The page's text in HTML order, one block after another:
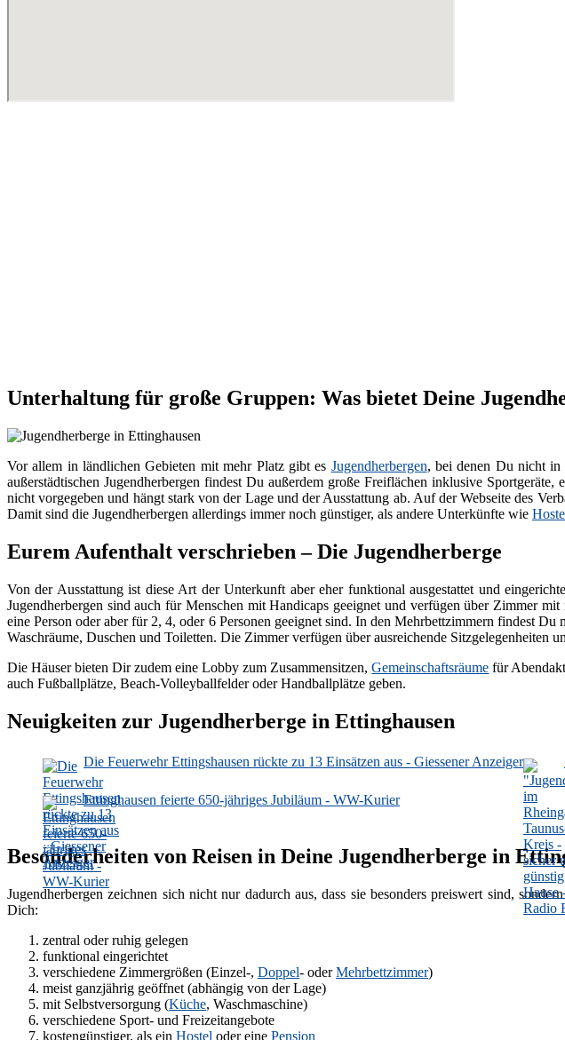
Unterhaltung für große Gruppen: Was bietet Deine
Vor allem in ländlichen Gebieten mit mehr Platz gibt es Jugendherbergen, bei denen Du nicht in
außerstädtischen Jugendherbergen findest Du außerdem große Freiflächen inklusive Sportgeräte,
nicht vorgegeben und hängt stark von der Lage und der Ausstattung ab. Auf der Webseite des
Damit sind die Jugendherbergen allerdings immer noch günstiger, als andere Unterkünfte wie
Eurem Aufenthalt verschrieben – Die Jugendherberge
Von der Ausstattung ist diese Art der Unterkunft aber eher funktional ausgestattet und
Jugendherbergen sind auch für Menschen mit Handicaps geeignet und verfügen über Zimmer
eine Person oder aber für 2, 4, oder 6 Personen geeignet sind. In den Mehrbettzimmern findest
Waschräume, Duschen und Toiletten. Die Zimmer verfügen über ausreichende Sitzgelegenheiten
Die Häuser bieten Dir zudem eine Lobby zum Zusammensitzen,Gemeinschaftsräume für
auch Fußballplätze, Beach-Volleyballfelder oder Handballplätze geben.
Neuigkeiten zur Jugendherberge in Ettinghausen
Die Feuerwehr Ettingshausen rückte zu 13 Einsätzen aus - Giessener Anzeiger
Ettinghausen feierte 650-jähriges Jubiläum - WW-Kurier
Besonderheiten von Reisen in Deine Jugendherberge in
Jugendherbergen zeichnen sich nicht nur dadurch aus, dass sie besonders preiswert sind,
Dich:
zentral oder ruhig gelegen
funktional eingerichtet
verschiedene Zimmergrößen (Einzel-, Doppel- oderMehrbettzimmer)
meist ganzjährig geöffnet (abhängig von der Lage)
mit Selbstversorgung (Küche, Waschmaschine)
verschiedene Sport- und Freizeitangebote
kostengünstiger, als ein Hostel oder eine Pension